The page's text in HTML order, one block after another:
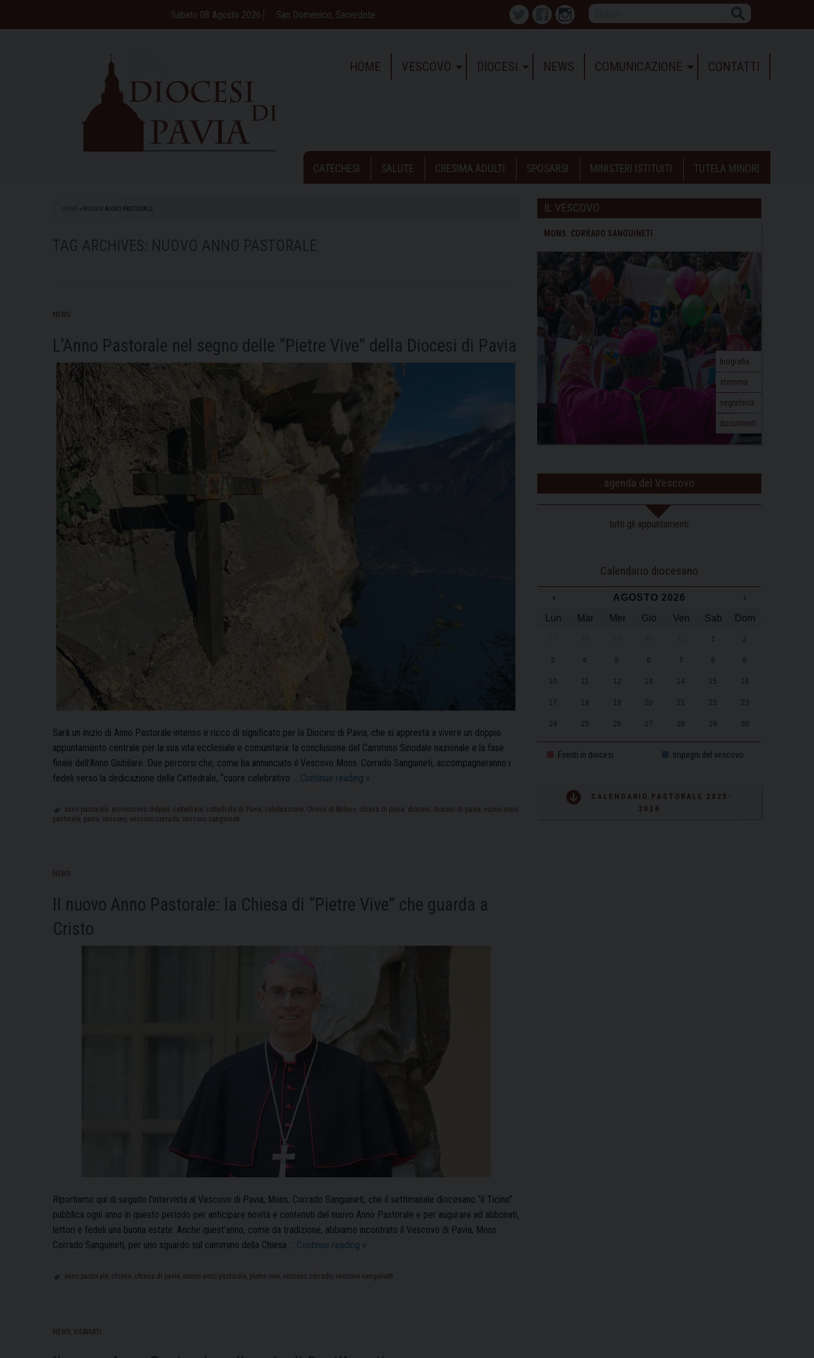
Sabato 08 Agosto 2026 San Domenico, Sacerdote Twitter FacebookInstagram
HOME VESCOVO DIOCESI NEWS COMUNICAZIONE CONTATTI
CATECHESI SALUTE CRESIMA ADULTI SPOSARSI MINISTERI ISTITUITI TUTELA MINORI
HOME » NUOVO ANNO PASTORALE
NEWS
L’Anno Pastorale nel segno delle “Pietre Vive” della Diocesi di Pavia
Sarà un inizio di Anno Pastorale intenso e ricco di significato per la Diocesi di Pavia, che si appresta a vivere un doppio
appuntamento centrale per la sua vita ecclesiale e comunitaria: la conclusione del Cammino Sinodale nazionale e la fase
finale dell’Anno Giubilare. Due percorsi che, come ha annunciato il Vescovo Mons. Corrado Sanguineti, accompagneranno i
fedeli verso la dedicazione della Cattedrale, “cuore celebrativo … Continue reading L’Anno
nel
Diocesi
di
»
anno pastorale arcivescovo delpini cattedrale cattedrale di Pavia celebrazione Chiesa di Milano chiesa di pavia diocesi diocesi di pavia nuovo anno
pastorale pavia vescovo vescovo corrado vescovo sanguineti
NEWS
Il nuovo Anno Pastorale: la Chiesa di “Pietre Vive” che guarda a
Cristo
Riportiamo qui di seguito l’intervista al Vescovo di Pavia, Mons. Corrado Sanguineti, che il settimanale diocesano “il Ticino”
pubblica ogni anno in questo periodo per anticipare novità e contenuti del nuovo Anno Pastorale e per augurare ad abbonati,
lettori e fedeli una buona estate. Anche quest’anno, come da tradizione, abbiamo incontrato il Vescovo di Pavia, Mons.
Corrado Sanguineti, per uno sguardo sul cammino della Chiesa … Continue reading Il
Anno
»
anno pastorale chiesa chiesa di pavia nuovo anno pastorale pietre vive vescovo corrado vescovo sanguineti
NEWS VICARIATI
IL VESCOVO
MONS. CORRADO SANGUINETI
biografia
stemma
segreteria
documenti
agenda del Vescovo
tutti gli appuntamenti
Calendario diocesano
‹ AGOSTO 2026
›
Lun
Mar Mer Gio Ven Sab Dom
1 2
3 4 5 6 7 8 9
10 11 12 13 14 15 16
17 18 19 20 21 22 23
24 25 26 27 28 29 30
31 1 2 3 4 5 6
Eventi in diocesi Impegni del vescovo
CALENDARIO PASTORALE 2025-
2026